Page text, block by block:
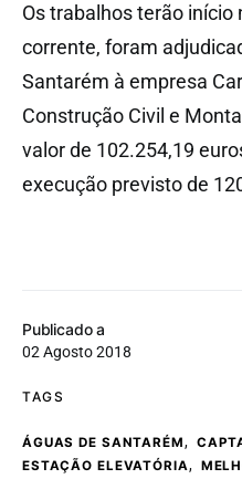
Publicado a
02 Agosto 2018
TAGS
ÁGUAS DE SANTARÉM,
ESTAÇÃO ELEVATÓRIA,
Os trabalhos terão início
corrente, foram
Santarém à empresa
Construção Civil e
valor de 102.254,19
execução previsto de